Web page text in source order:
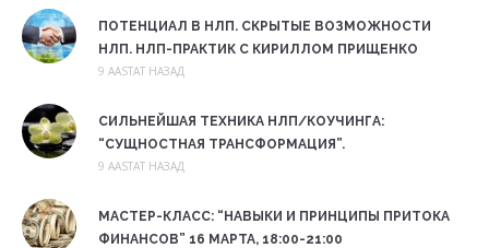
ПОТЕНЦИАЛ В НЛП. СКРЫТЫЕ ВОЗМОЖНОСТИ
НЛП. НЛП-ПРАКТИК С КИРИЛЛОМ ПРИЩЕНКО
9 AASTAT НАЗАД
СИЛЬНЕЙШАЯ ТЕХНИКА НЛП/КОУЧИНГА:
“СУЩНОСТНАЯ ТРАНСФОРМАЦИЯ”.
9 AASTAT НАЗАД
МАСТЕР-КЛАСС: “НАВЫКИ И ПРИНЦИПЫ ПРИТОКА
ФИНАНСОВ” 16 МАРТА, 18:00-21:00